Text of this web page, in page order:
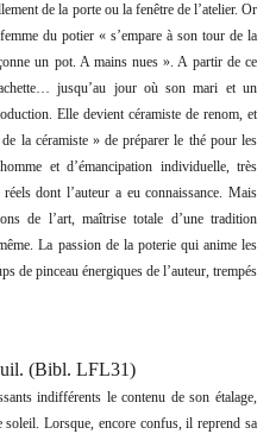
de la porte ou la fenêtre de l’atelier. Or
du potier « s’empare à son tour de la
un pot. A mains nues ». A partir de ce
jusqu’au jour où son mari et un
Elle devient céramiste de renom, et
la céramiste » de préparer le thé pour les
et d’émancipation individuelle, très
dont l’auteur a eu connaissance. Mais
de l’art, maîtrise totale d’une tradition
La passion de la poterie qui anime les
de pinceau énergiques de l’auteur, trempés
(Bibl. LFL31)
indifférents le contenu de son étalage,
Lorsque, encore confus, il reprend sa